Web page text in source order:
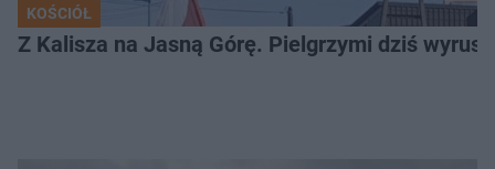
KOŚCIÓŁ
Z Kalisza na Jasną Górę. Pielgrzymi dziś